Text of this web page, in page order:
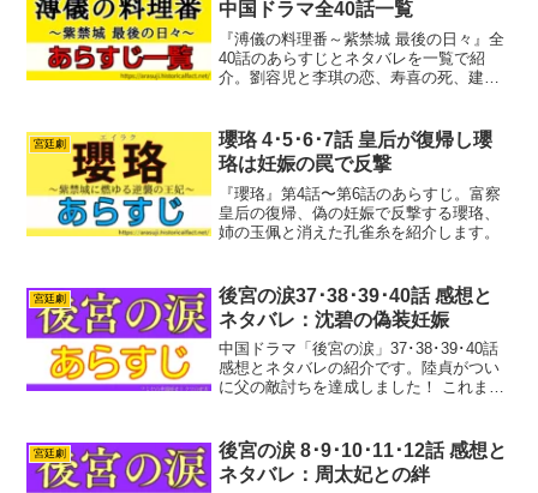
中国ドラマ全40話一覧
『溥儀の料理番～紫禁城 最後の日々』全
40話のあらすじとネタバレを一覧で紹
介。劉容児と李琪の恋、寿喜の死、建福
します。
宮廷劇
瓔珞 4･5･6･7話 皇后が復帰し瓔
珞は妊娠の罠で反撃
『瓔珞』第4話〜第6話のあらすじ。富察
皇后の復帰、偽の妊娠で反撃する瓔珞、
姉の玉佩と消えた孔雀糸を紹介します。
宮廷劇
後宮の涙37･38･39･40話 感想と
ネタバレ：沈碧の偽装妊娠
中国ドラマ「後宮の涙」37･38･39･40話
感想とネタバレの紹介です。陸貞がつい
に父の敵討ちを達成しました！ これまで
としたのもつかの間、本当の親でないこ
とが発覚こ...
宮廷劇
後宮の涙 8･9･10･11･12話 感想と
ネタバレ：周太妃との絆